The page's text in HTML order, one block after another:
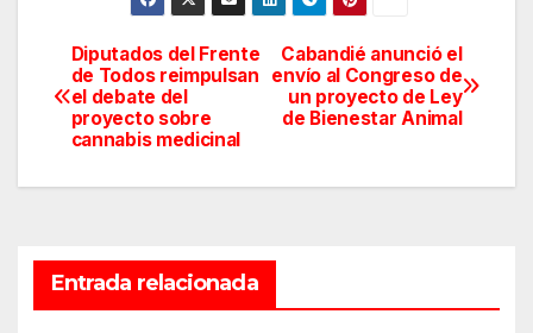
Navegación
de
Cabandié anunció el
envío al Congreso de
un proyecto de Ley
de Bienestar Animal
Diputados del Frente
de Todos reimpulsan
el debate del
proyecto sobre
cannabis medicinal
Entrada relacionada